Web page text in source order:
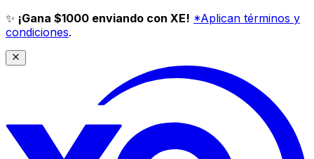
✨ ¡Gana $1000 enviando con XE! *Aplican términos y
condiciones.